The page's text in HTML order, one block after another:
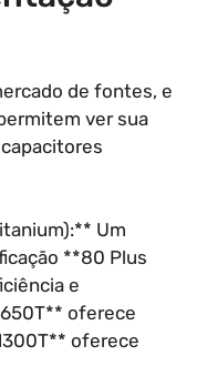
de fontes, e
ver sua
Um
**80 Plus
e
oferece
oferece